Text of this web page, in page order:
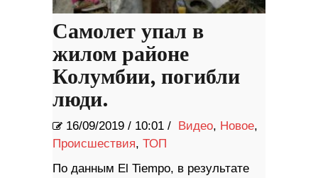
Самолет упал в
жилом районе
Колумбии, погибли
люди.
16/09/2019 / 10:01 / Видео, Новое,
Происшествия, ТОП
По данным El Tiempo, в результате